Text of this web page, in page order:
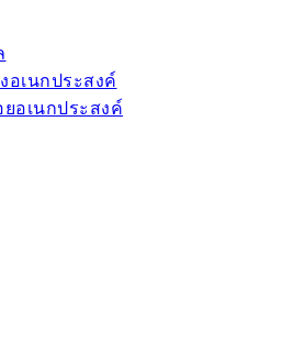
อเนกประสงค์
ยอเนกประสงค์